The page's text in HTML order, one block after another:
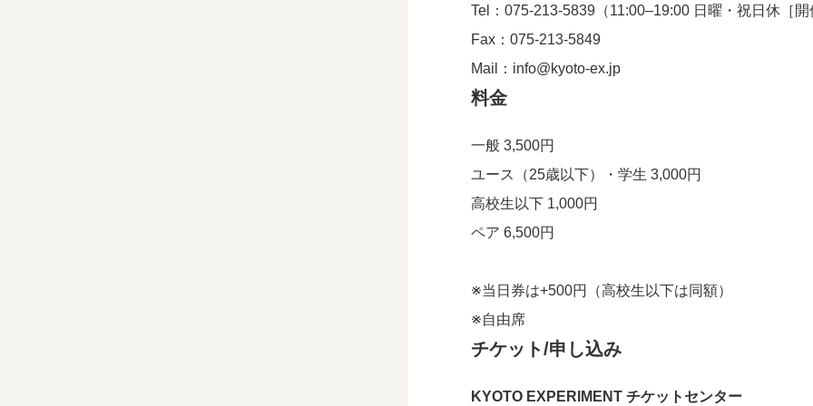
Tel：075-213-5839（11:00–19:00 日曜・祝日休［開
Fax：075-213-5849
Mail：info@kyoto-ex.jp
料金
一般 3,500円
ユース（25歳以下）・学生 3,000円
高校生以下 1,000円
ペア 6,500円
※当日券は+500円（高校生以下は同額）
※自由席
チケット/申し込み
KYOTO EXPERIMENT チケットセンター